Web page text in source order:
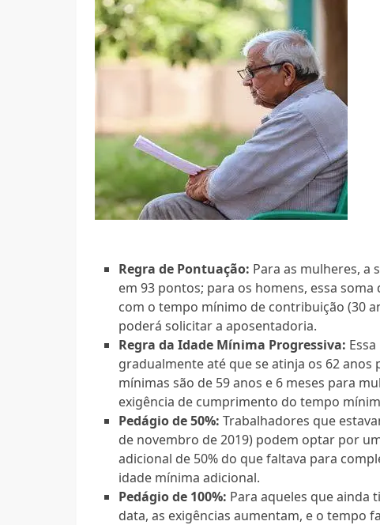
Regra de Pontuação: Para as mulheres, a
em 93 pontos; para os homens, essa
com o tempo mínimo de contribuição (30
poderá solicitar a aposentadoria.
Regra da Idade Mínima Progressiva:
gradualmente até que se atinja os 62 anos
mínimas são de 59 anos e 6 meses para
exigência de cumprimento do tempo
Pedágio de 50%: Trabalhadores que
de novembro de 2019) podem optar por
adicional de 50% do que faltava para
idade mínima adicional.
Pedágio de 100%: Para aqueles que
data, as exigências aumentam, e o tempo